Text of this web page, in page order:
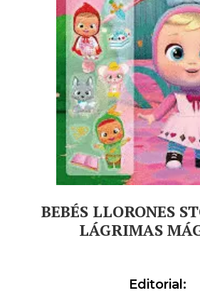
BEBÉS LLORONES
LÁGRIMAS
Editorial: